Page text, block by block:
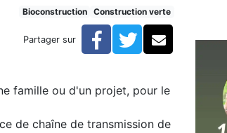
Bioconstruction Construction verte
Partager sur Facebook
TwitterCourriel
famille ou d'un projet, pour le
de chaîne de transmission de